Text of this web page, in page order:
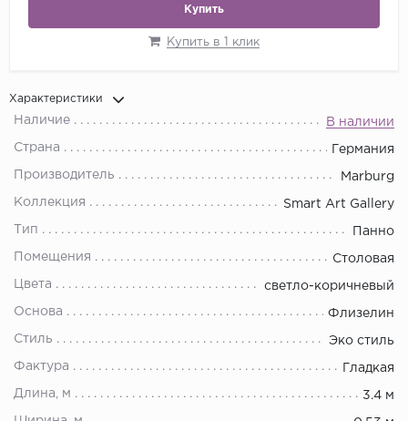
Купить
Купить в 1 клик
Характеристики
Наличие В наличии
Страна Германия
Производитель Marburg
Коллекция Smart Art Gallery
Тип Панно
Помещения Столовая
Цвета светло-коричневый
Основа Флизелин
Стиль Эко стиль
Фактура Гладкая
Длина, м 3.4 м